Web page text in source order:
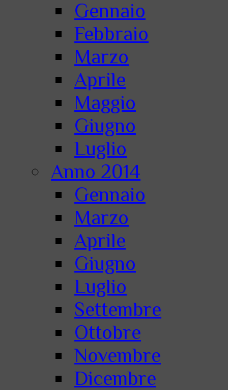
Gennaio
Febbraio
Marzo
Aprile
Maggio
Giugno
Luglio
Anno 2014
Gennaio
Marzo
Aprile
Giugno
Luglio
Settembre
Ottobre
Novembre
Dicembre